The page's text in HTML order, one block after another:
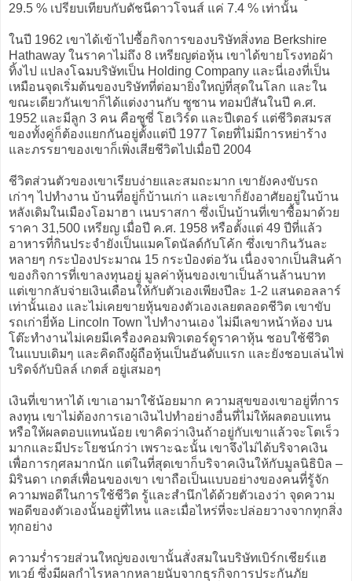
29.5 % เปรียบเทียบกับดัชนีดาวโจนส์ แค่ 7.4 % เท่านั้น
ในปี 1962 เขาได้เข้าไปซื้อกิจการของบริษัทสิ่งทอ Berkshire
Hathaway ในราคาไม่ถึง 8 เหรียญต่อหุ้น เขาได้ขายโรงทอผ้า
ทิ้งไป แปลงโฉมบริษัทเป็น Holding Company และนี่เองที่เป็น
เหมือนจุดเริ่มต้นของบริษัทที่ต่อมายิ่งใหญ่ที่สุดในโลก และใน
ขณะเดียวกันเขาก็ได้แต่งงานกับ ซูซาน ทอมป์สันในปี ค.ศ.
1952 และมีลูก 3 คน คือซูซี่ โฮเวิร์ด และปีเตอร์ แต่ชีวิตสมรส
ของทั้งคู่ก็ต้องแยกกันอยู่ตั้งแต่ปี 1977 โดยที่ไม่มีการหย่าร้าง
และภรรยาของเขาก็เพิ่งเสียชีวิตไปเมื่อปี 2004
ชีวิตส่วนตัวของเขาเรียบง่ายและสมถะมาก เขายังคงขับรถ
เก่าๆ ไปทำงาน บ้านที่อยู่ก็บ้านเก่า และเขาก็ยังอาศัยอยู่ในบ้าน
หลังเดิมในเมืองโอมาฮา เนบราสกา ซึ่งเป็นบ้านที่เขาซื้อมาด้วย
ราคา 31,500 เหรียญ เมื่อปี ค.ศ. 1958 หรือตั้งแต่ 49 ปีที่แล้ว
อาหารที่กินประจำยังเป็นแมคโดนัลด์กับโค้ก ซึ่งเขากินวันละ
หลายๆ กระป๋องประมาณ 15 กระป๋องต่อวัน เนื่องจากเป็นสินค้า
ของกิจการที่เขาลงทุนอยู่ มูลค่าหุ้นของเขาเป็นล้านล้านบาท
แต่เขากลับจ่ายเงินเดือนให้กับตัวเองเพียงปีละ 1-2 แสนดอลลาร์
เท่านั้นเอง และไม่เคยขายหุ้นของตัวเองเลยตลอดชีวิต เขาขับ
รถเก่ายี่ห้อ Lincoln Town ไปทำงานเอง ไม่มีเลขาหน้าห้อง บน
โต๊ะทำงานไม่เคยมีเครื่องคอมพิวเตอร์ดูราคาหุ้น ชอบใช้ชีวิต
ในแบบเดิมๆ และคิดถึงผู้ถือหุ้นเป็นอันดับแรก และยังชอบเล่นไพ่
บริดจ์กับบิลล์ เกตส์ อยู่เสมอๆ
เงินที่เขาหาได้ เขาเอามาใช้น้อยมาก ความสุขของเขาอยู่ที่การ
ลงทุน เขาไม่ต้องการเอาเงินไปทำอย่างอื่นที่ไม่ให้ผลตอบแทน
หรือให้ผลตอบแทนน้อย เขาคิดว่าเงินถ้าอยู่กับเขาแล้วจะโตเร็ว
มากและมีประโยชน์กว่า เพราะฉะนั้น เขาจึงไม่ได้บริจาคเงิน
เพื่อการกุศลมากนัก แต่ในที่สุดเขาก็บริจาคเงินให้กับมูลนิธิบิล –
มิรินดา เกตส์เพื่อนของเขา เขาถือเป็นแบบอย่างของคนที่รู้จัก
ความพอดีในการใช้ชีวิต รู้และสำนึกได้ด้วยตัวเองว่า จุดความ
พอดีของตัวเองนั้นอยู่ที่ไหน และเมื่อไหร่ที่จะปล่อยวางจากทุกสิ่ง
ทุกอย่าง
ความร่ำรวยส่วนใหญ่ของเขานั้นสั่งสมในบริษัทเบิร์กเชียร์แฮ
ทเวย์ ซึ่งมีผลกำไรหลากหลายนับจากธุรกิจการประกันภัย